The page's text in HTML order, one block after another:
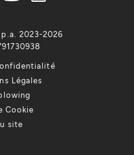
Légales
Cookie
site
2023-2026